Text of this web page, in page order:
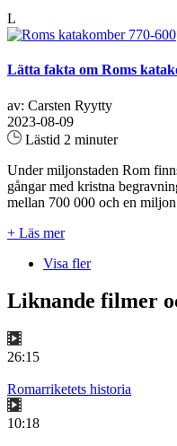
L
Lätta fakta om Roms
av: Carsten Ryytty
2023-08-09
Lästid 2 minuter
Under miljonstaden Rom
gångar med kristna
mellan 700 000 och en
+ Läs mer
Visa fler
Liknande filmer
26:15
Romarriketets historia
10:18